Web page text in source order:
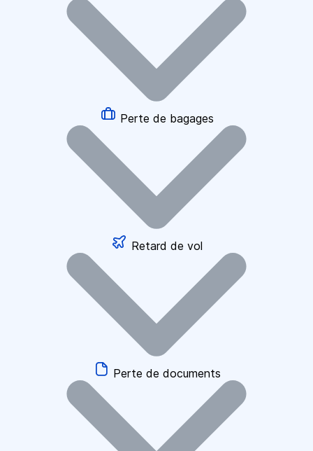
Perte de bagages
Retard de vol
Perte de documents